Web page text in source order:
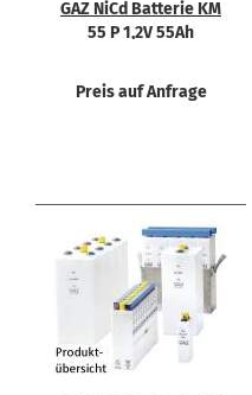
GAZ NiCd Bat­te­rie KM
55 P 1,2V 55Ah
Preis auf Anfrage